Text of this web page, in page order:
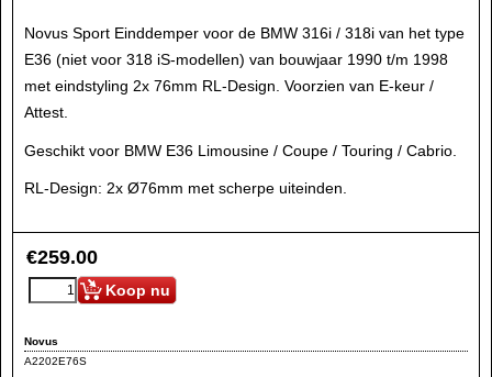
Novus Sport Einddemper voor de BMW 316i / 318i van het type
E36 (niet voor 318 iS-modellen) van bouwjaar 1990 t/m 1998
met eindstyling 2x 76mm RL-Design. Voorzien van E-keur /
Attest.
Geschikt voor BMW E36 Limousine / Coupe / Touring / Cabrio.
RL-Design: 2x Ø76mm met scherpe uiteinden.
€259.00
Koop nu
Novus
A2202E76S